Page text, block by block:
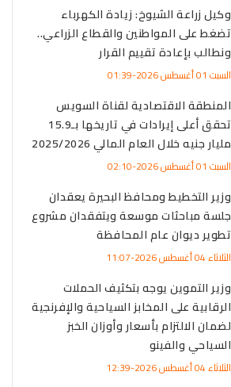
وكيل زراعة الشيوخ: زيادة الكهرباء
تضغط على المواطنين والقطاع الزراعي..
ونطالب بإعادة تقييم القرار
السبت 01 أغسطس 2026-01:39
المنطقة الاقتصادية لقناة السويس
تحقق أعلى إيرادات في تاريخها بـ15.9
مليار جنيه خلال العام المالي 2025/2026
السبت 01 أغسطس 2026-02:10
وزير التخطيط ومحافظ البحيرة يعقدان
جلسة مباحثات موسعة ويتفقدان مشروع
تطوير ديوان عام المحافظة
الثلاثاء 04 أغسطس 2026-11:07
وزير التموين يوجه بتكثيف الحملات
الرقابية على المخابز السياحية والإفرنجية
لضمان الالتزام بأسعار وأوزان الخبز
السياحي والفينو
الثلاثاء 04 أغسطس 2026-12:39